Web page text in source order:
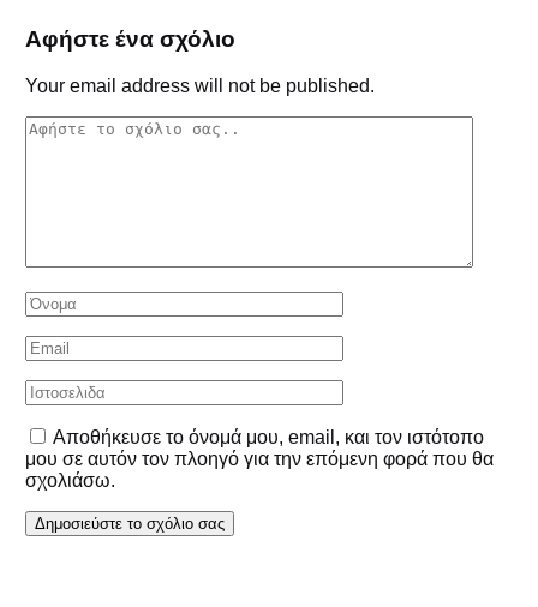
Αφήστε ένα σχόλιο
Your email address will not be published.
Αποθήκευσε το όνομά μου, email, και τον ιστότοπο
μου σε αυτόν τον πλοηγό για την επόμενη φορά που θα
σχολιάσω.